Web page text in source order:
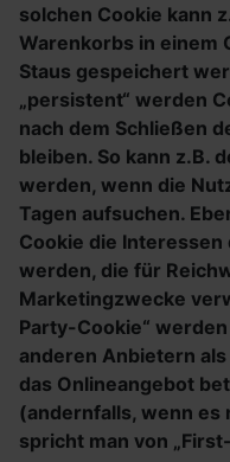
solchen Cookie kann
Warenkorbs in einem
Staus gespeichert
„persistent“ werden
nach dem Schließen
bleiben. So kann z.B.
werden, wenn die
Tagen aufsuchen.
Cookie die
werden, die für
Marketingzwecke
Party-Cookie“
anderen Anbietern
das Onlineangebot
(andernfalls, wenn es
spricht man von